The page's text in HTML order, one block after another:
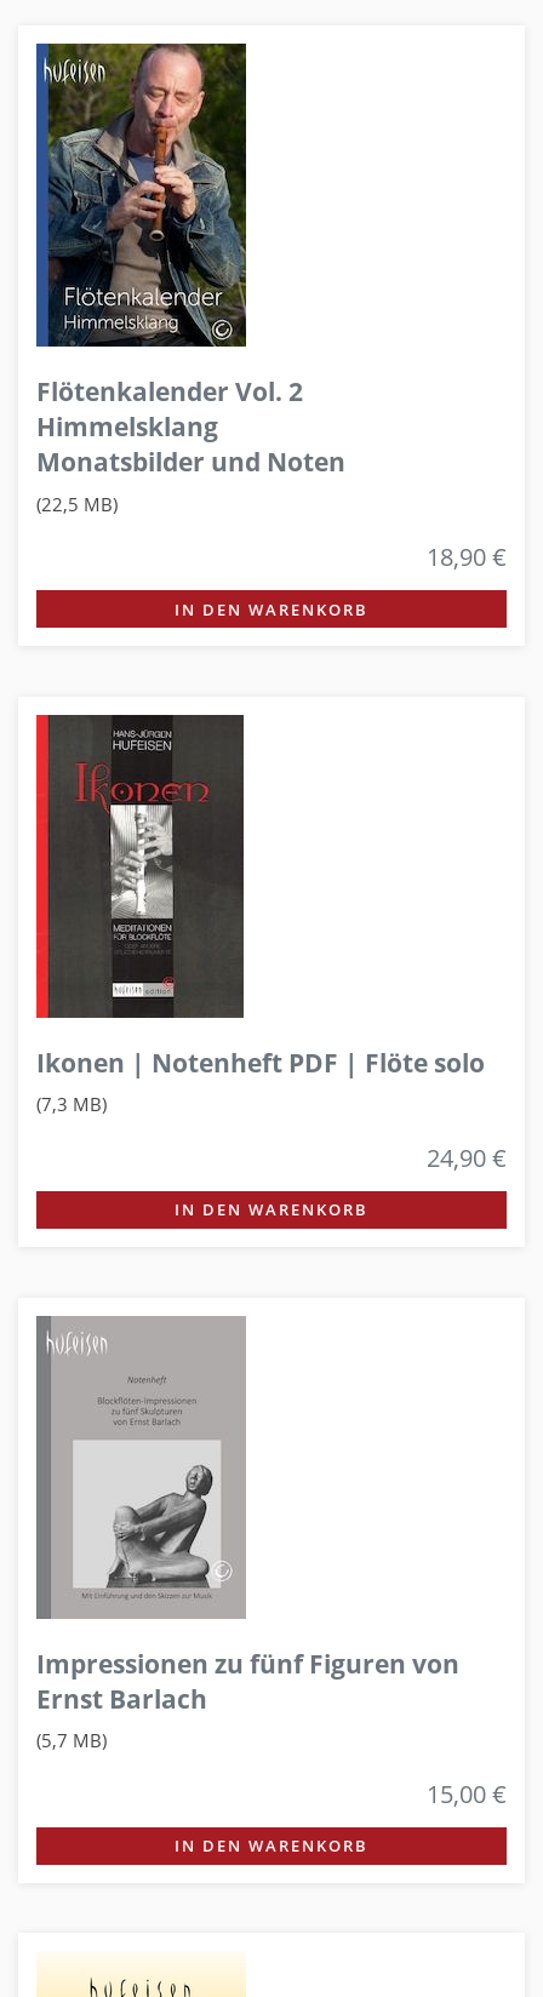
Flötenkalender Vol. 2
Himmelsklang
Monatsbilder und Noten
(22,5 MB)
18,90 €
IN DEN WARENKORB
Ikonen | Notenheft PDF | Flöte solo
(7,3 MB)
24,90 €
IN DEN WARENKORB
Impressionen zu fünf Figuren von
Ernst Barlach
(5,7 MB)
15,00 €
IN DEN WARENKORB